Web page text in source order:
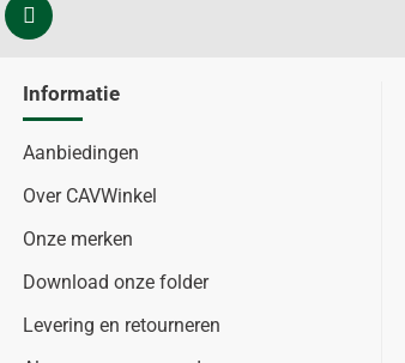
Informatie
Aanbiedingen
Over CAVWinkel
Onze merken
Download onze folder
Levering en retourneren